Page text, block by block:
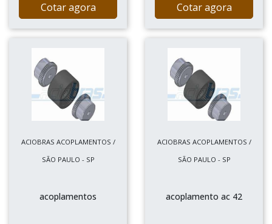
Cotar agora Cotar agora
ACIOBRAS ACOPLAMENTOS /
SÃO PAULO - SP
acoplamentos
ACIOBRAS ACOPLAMENTOS /
SÃO PAULO - SP
acoplamento ac 42